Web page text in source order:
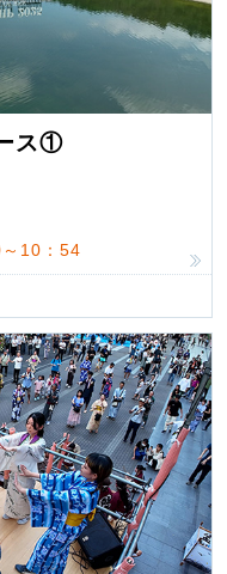
ス①
10：54